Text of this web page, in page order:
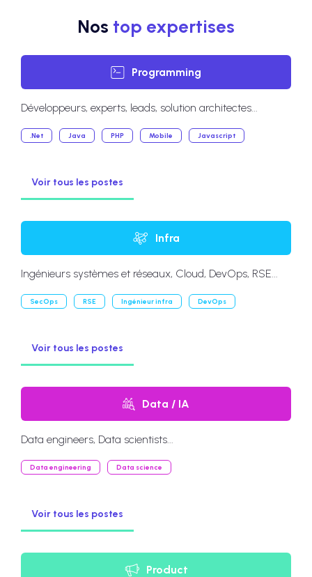
Nos top expertises
Programming
Développeurs, experts, leads, solution architectes...
.Net Java PHP Mobile Javascript
Voir tous les postes
Infra
Ingénieurs systèmes et réseaux, Cloud, DevOps, RSE...
SecOps RSE Ingénieur infra DevOps
Voir tous les postes
Data / IA
Data engineers, Data scientists...
Data engineering Data science
Voir tous les postes
Product